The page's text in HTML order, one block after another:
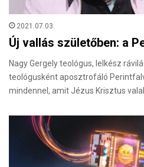
2021.07.03.
Új vallás születőben: a
Nagy Gergely teológus, lelkész
teológusként aposztrofáló
mindennel, amit Jézus Krisztus